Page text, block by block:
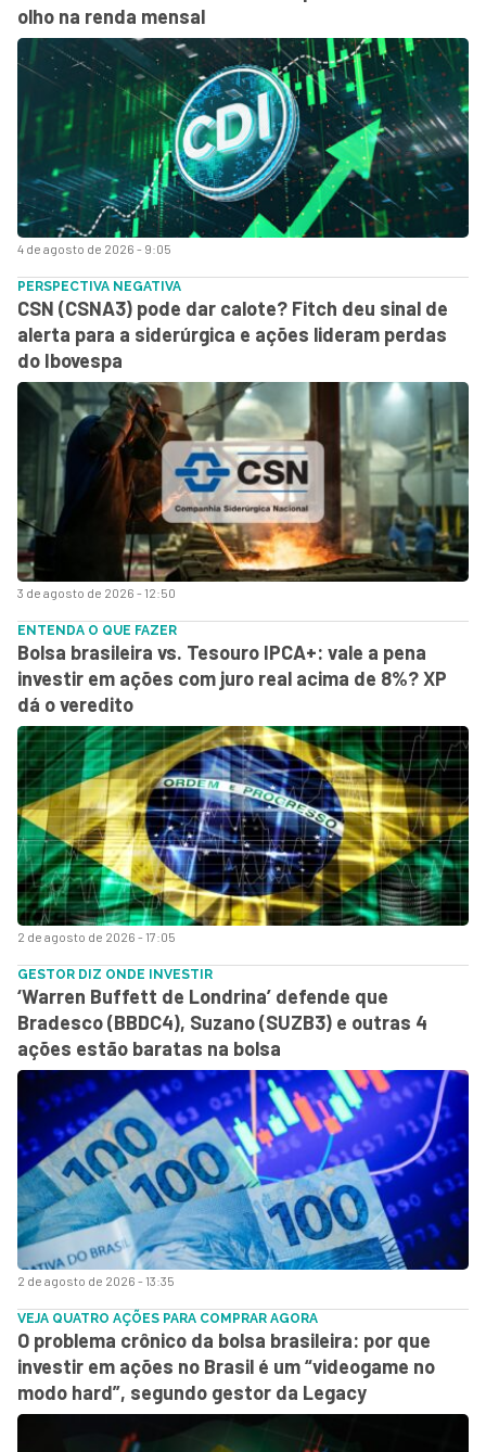
4 de agosto de 2026 - 9:05
olho na renda mensal
3 de agosto de 2026 - 12:50
PERSPECTIVA NEGATIVA
CSN (CSNA3) pode dar calote? Fitch deu sinal de
alerta para a siderúrgica e ações lideram perdas
do Ibovespa
2 de agosto de 2026 - 17:05
ENTENDA O QUE FAZER
Bolsa brasileira vs. Tesouro IPCA+: vale a pena
investir em ações com juro real acima de 8%? XP
dá o veredito
2 de agosto de 2026 - 13:35
GESTOR DIZ ONDE INVESTIR
‘Warren Buffett de Londrina’ defende que
Bradesco (BBDC4), Suzano (SUZB3) e outras 4
ações estão baratas na bolsa
VEJA QUATRO AÇÕES PARA COMPRAR AGORA
O problema crônico da bolsa brasileira: por que
investir em ações no Brasil é um “videogame no
modo hard”, segundo gestor da Legacy